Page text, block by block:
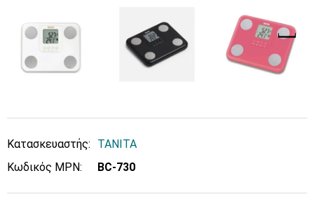
Κατασκευαστής:
TANITA
Κωδικός MPN:
BC-730